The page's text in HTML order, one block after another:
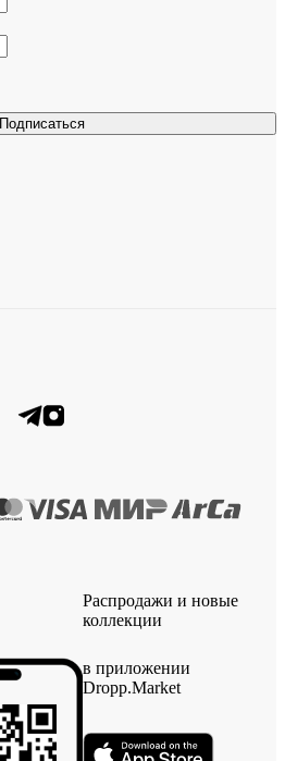
Подписаться
Распродажи и новые
коллекции
в приложении
Dropp.Market